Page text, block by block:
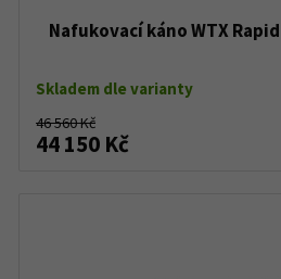
Nafukovací káno WTX
Skladem dle varianty
46 560 Kč
44 150 Kč